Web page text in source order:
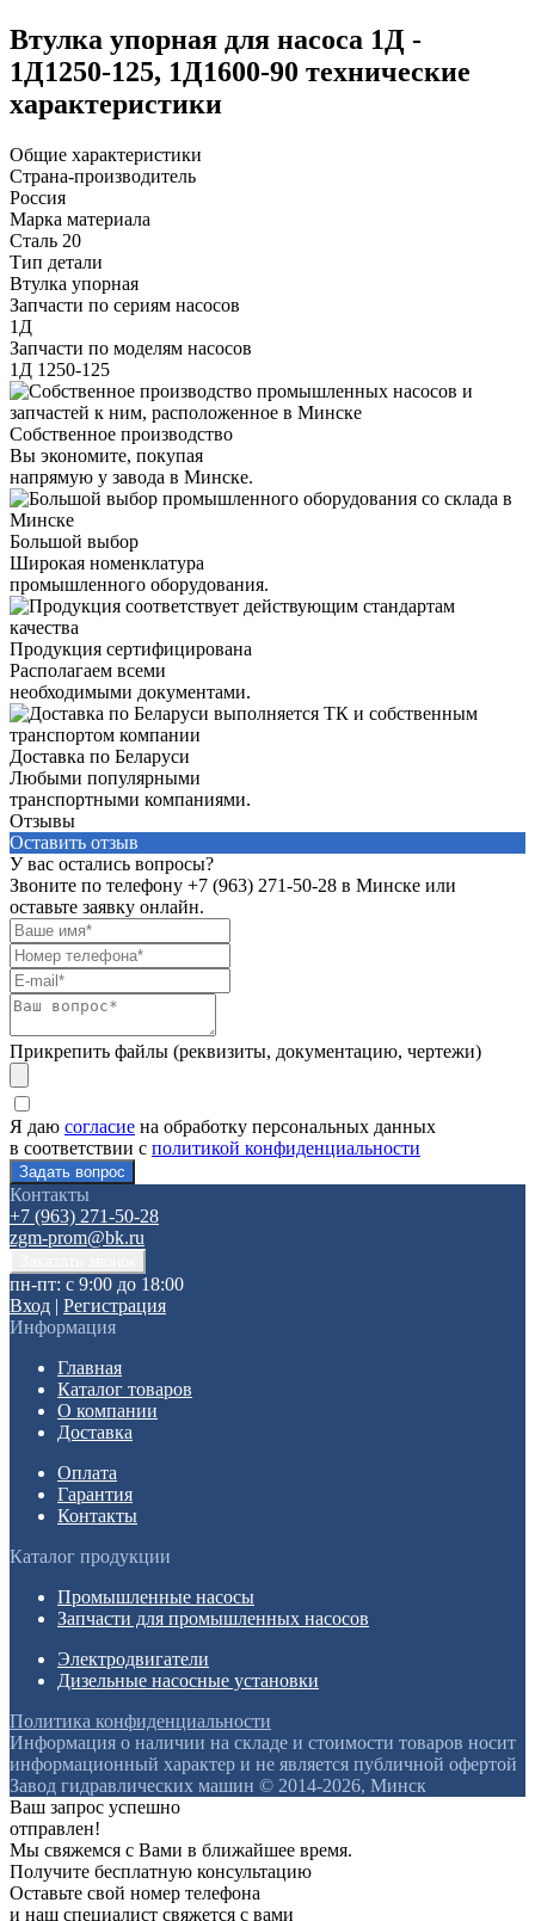
Втулка упорная для насоса 1Д -
1Д1250-125, 1Д1600-90 технические
характеристики
Общие характеристики
Страна-производитель
Россия
Марка материала
Сталь 20
Тип детали
Втулка упорная
Запчасти по сериям насосов
1Д
Запчасти по моделям насосов
1Д 1250-125
Собственное производство
Вы экономите, покупая
напрямую у завода в Минске.
Большой выбор
Широкая номенклатура
промышленного оборудования.
Продукция сертифицирована
Располагаем всеми
необходимыми документами.
Доставка по Беларуси
Любыми популярными
транспортными компаниями.
Отзывы
Оставить отзыв
У вас остались вопросы?
Звоните по телефону +7 (963) 271-50-28 в Минске или
оставьте заявку онлайн.
Прикрепить файлы (реквизиты, документацию, чертежи)
Я даю согласие на обработку персональных данных
в соответствии с политикой конфиденциальности
Контакты
+7 (963) 271-50-28
zgm-prom@bk.ru
пн-пт: с 9:00 до 18:00
Вход | Регистрация
Информация
Главная
Каталог товаров
О компании
Доставка
Оплата
Гарантия
Контакты
Каталог продукции
Промышленные насосы
Запчасти для промышленных насосов
Электродвигатели
Дизельные насосные установки
Политика конфиденциальности
Информация о наличии на складе и стоимости товаров носит
информационный характер и не является публичной офертой
Завод гидравлических машин © 2014-2026, Минск
Ваш запрос успешно
отправлен!
Мы свяжемся с Вами в ближайшее время.
Получите бесплатную консультацию
Оставьте свой номер телефона
и наш специалист свяжется с вами